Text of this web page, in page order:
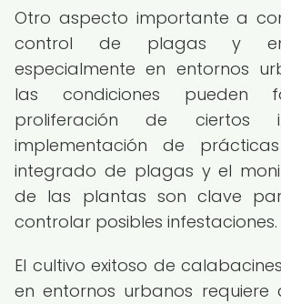
Otro aspecto importante a
control de plagas y
especialmente en entornos
las condiciones pueden
proliferación de ciertos
implementación de
integrado de plagas y el
de las plantas son clave
controlar posibles infestaciones.
El cultivo exitoso de
en entornos urbanos requiere